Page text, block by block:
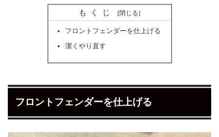
もくじ
フロントフェンダーを仕上げる
潔くやり直す
フロントフェンダーを仕上げる